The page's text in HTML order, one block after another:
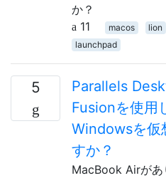
か？
11
macos lion
launchpad
5
Parallels
Fusionを使用
Windowsを仮
すか？
MacBook Airが